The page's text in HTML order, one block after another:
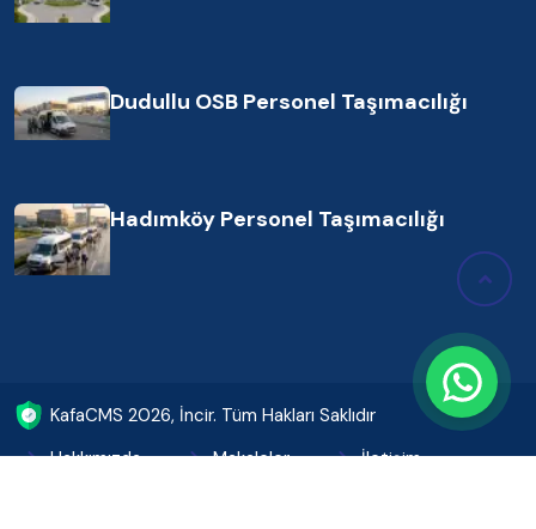
Dudullu OSB Personel Taşımacılığı
Hadımköy Personel Taşımacılığı
KafaCMS 2026, İncir. Tüm Hakları Saklıdır
Hakkımızda
Makaleler İletişim